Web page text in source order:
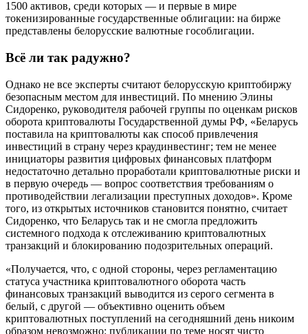
1500 активов, среди которых — и первые в мире
токенизированные государственные облигации: на бирже
представлены белорусские валютные гособлигации.
Всё ли так радужно?
Однако не все эксперты считают белорусскую криптобиржу
безопасным местом для инвестиций. По мнению Элины
Сидоренко, руководителя рабочей группы по оценкам рисков
оборота криптовалюты Государственной думы РФ, «Беларусь
поставила на криптовалюты как способ привлечения
инвестиций в страну через краудинвестинг; тем не менее
инициаторы развития цифровых финансовых платформ
недостаточно детально проработали криптовалютные риски и
в первую очередь — вопрос соответствия требованиям о
противодействии легализации преступных доходов». Кроме
того, из открытых источников становится понятно, считает
Сидоренко, что Беларусь так и не смогла предложить
системного подхода к отслеживанию криптовалютных
транзакций и блокированию подозрительных операций.
«Получается, что, с одной стороны, через регламентацию
статуса участника криптовалютного оборота часть
финансовых транзакций выводится из серого сегмента в
белый, с другой — объективно оценить объем
криптовалютных поступлений на сегодняшний день никоим
образом невозможно: публикации по теме носят чисто